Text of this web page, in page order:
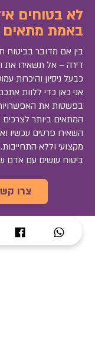
לא בטוחים
באמת מתאים
בין אם מדובר בביטוח
דירה – אל תשאירו את
כבעל ניסיון והיכרות
אני כאן כדי ללוות
בפשטות את
המתאים ביותר
השאירו פרטים עכשיו
מקצועי וללא התחייבות.
ביטוח עושים עם אדם
צרו